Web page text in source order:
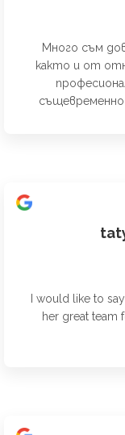
Много съм
както и от
I would like to
her great team